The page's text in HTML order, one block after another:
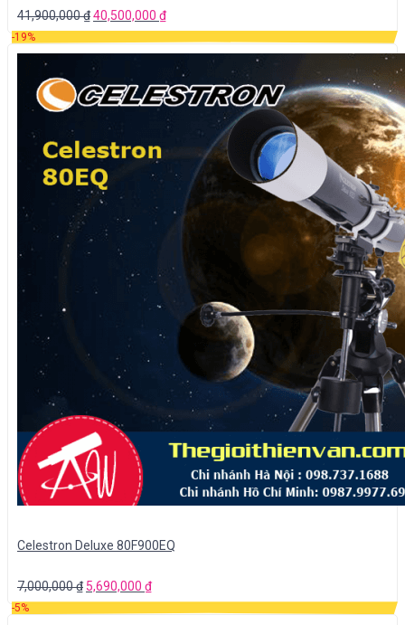
41,900,000₫40,500,000 ₫
-19%
Celestron Deluxe 80F900EQ
7,000,000₫ 5,690,000 ₫
-5%